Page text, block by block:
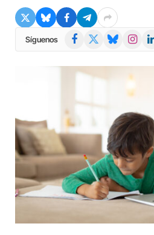
Síguenos Facebook Bluesky